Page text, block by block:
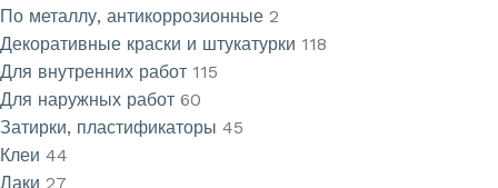
По металлу, антикоррозионные 2
Декоративные краски и штукатурки 118
Для внутренних работ 115
Для наружных работ 60
Затирки, пластификаторы 45
Клеи 44
Лаки 27